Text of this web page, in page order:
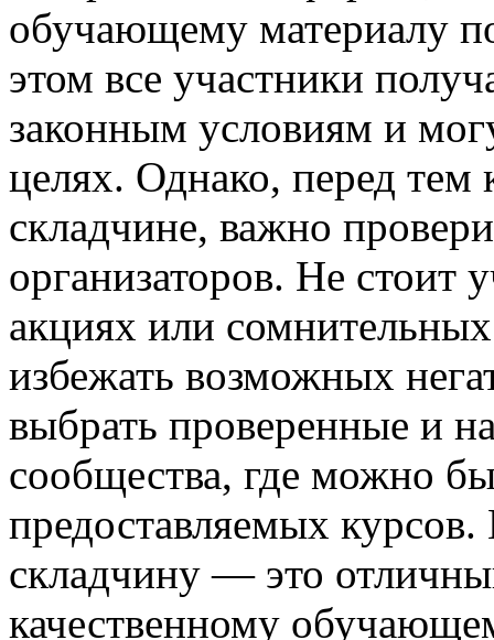
обучающему материалу
этом все участники
законным условиям и
целях. Однако, перед тем
складчине, важно
организаторов. Не стоит
акциях или
избежать возможных
выбрать проверенные и
сообщества, где можно
предоставляемых
складчину — это
качественному